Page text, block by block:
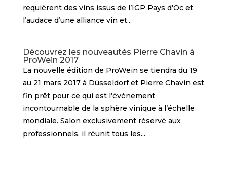
requièrent des vins issus de l’IGP Pays d’Oc et
l’audace d’une alliance vin et...
Découvrez les nouveautés Pierre Chavin à
ProWein 2017
La nouvelle édition de ProWein se tiendra du 19
au 21 mars 2017 à Düsseldorf et Pierre Chavin est
fin prêt pour ce qui est l’événement
incontournable de la sphère vinique à l’échelle
mondiale. Salon exclusivement réservé aux
professionnels, il réunit tous les...